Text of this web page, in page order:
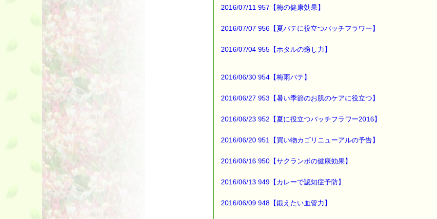
→http://www.pass-thyme.com/info/#coupon
このメールはｅパスタイムをご利用（ご注文、お問い合わせ、プレゼ
割引クーポン券のプレゼントや、耳より情報をいち早くお届け致しま
∞∞∞∞∞∞∞∞∞∞∞∞∞∞∞∞∞∞∞∞∞∞∞∞∞∞∞∞∞∞∞∞∞
→http://www.pass-thyme.com/special/maga_back2016.asp
購読解除はこちらからできます
→http://www.pass-thyme.com/special/mailmaga.asp
と実感していただくのが私のねがいです。
───────────────────────────────
発行責任者：店長 千葉るみこ
http://www.pass-thyme.com/
2016/07/11 957【梅の健康効果】
2016/07/07 956【夏バテに役立つバッチフラワー】
2016/07/04 955【ホタルの癒し力】
2016/06/30 954【梅雨バテ】
2016/06/27 953【暑い季節のお肌のケアに役立つ】
2016/06/23 952【夏に役立つバッチフラワー2016】
2016/06/20 951【買い物カゴリニューアルの予告】
2016/06/16 950【サクランボの健康効果】
2016/06/13 949【カレーで認知症予防】
2016/06/09 948【鍛えたい血管力】